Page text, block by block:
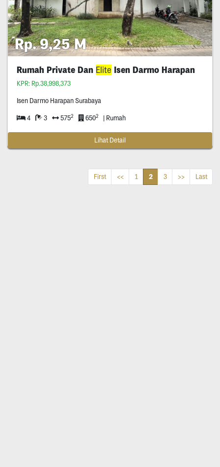
Rp. 9,25 M
Rumah Private Dan Elite Isen Darmo Harapan
KPR: Rp.38,998,373
Isen Darmo Harapan Surabaya
4 3 5752 6502 | Rumah
Lihat Detail
First << 1 2 3 >> Last